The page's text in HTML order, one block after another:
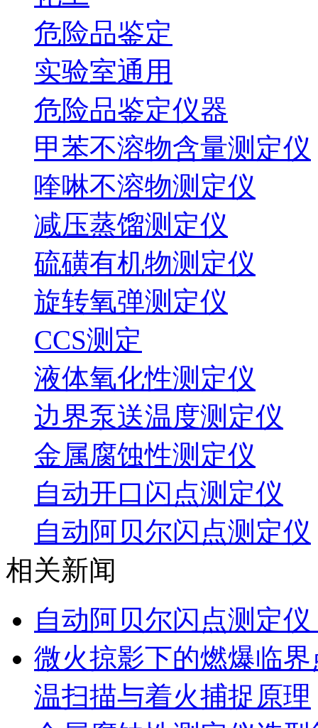
危险品鉴定
实验室通用
危险品鉴定仪器
甲苯不溶物含量测定仪
喹啉不溶物测定仪
减压蒸馏测定仪
硫磺有机物测定仪
旋转氧弹测定仪
CCS测定
液体氧化性测定仪
边界泵送温度测定仪
金属腐蚀性测定仪
自动开口闪点测定仪
自动阿贝尔闪点测定仪
相关新闻
自动阿贝尔闪点测定
微火掠影下的燃爆临
温扫描与着火捕捉原理